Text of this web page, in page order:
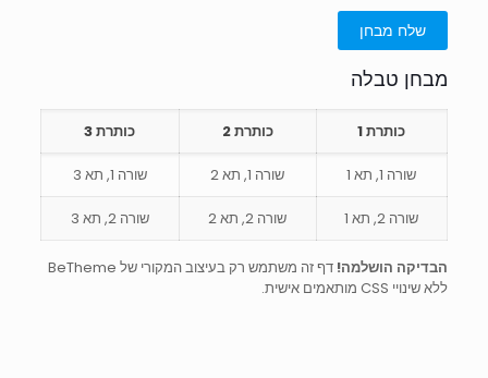
מבחן טבלה
כותרת 1 כותרת 2 כותרת 3
שורה 1, תא 1 שורה 1, תא 2 שורה 1, תא 3
שורה 2, תא 1 שורה 2, תא 2 שורה 2, תא 3
הבדיקה הושלמה!
דף זה משתמש רק בעיצוב המקורי של BeTheme
ללא שינויי CSS מותאמים אישית.